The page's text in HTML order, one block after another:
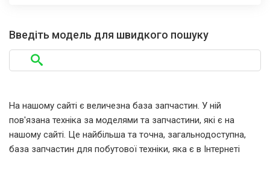
Whirlpool AT643TFR F004880
Whirlpool AT80TEX F005366
Введіть модель для швидкого пошуку
На нашому сайті є величезна база запчастин. У ній
пов'язана техніка за моделями та запчастини, які є на
нашому сайті. Це найбільша та точна, загальнодоступна,
база запчастин для побутової техніки, яка є в Інтернеті